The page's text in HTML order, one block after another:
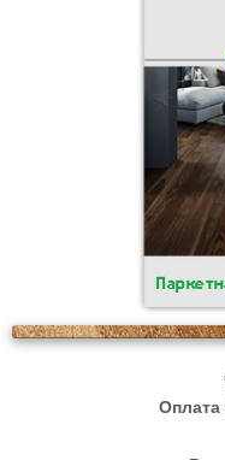
Оплата